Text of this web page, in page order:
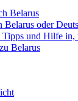
Belarus
oder
und Hilfe in,
Belarus